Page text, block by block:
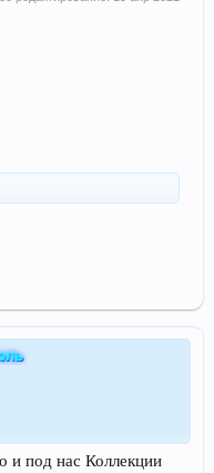
и под нас Коллекции